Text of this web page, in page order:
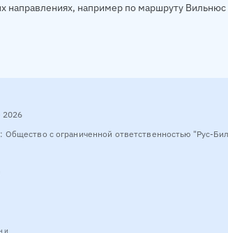
направлениях, например по маршруту
2026
Общество с ограниченной ответственностью "Рус-
и